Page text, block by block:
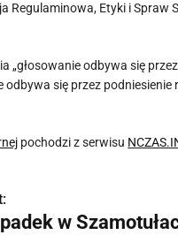
Etyki i Spraw
odbywa się
się przez podniesienie
pochodzi z serwisu
w